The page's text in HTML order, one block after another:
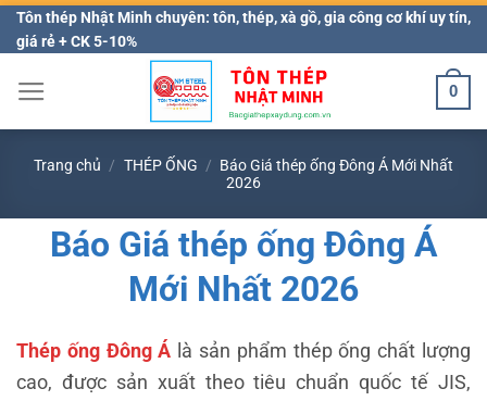
Bỏ
qua
nội
Tôn thép Nhật Minh chuyên: tôn, thép, xà gồ, gia công cơ khí uy tín,
giá rẻ + CK 5-10%
0
Trang chủ / THÉP ỐNG / Báo Giá thép ống Đông Á Mới Nhất
2026
Báo Giá thép ống Đông Á
Mới Nhất 2026
Thép ống Đông Á là sản phẩm thép ống chất lượng
cao, được sản xuất theo tiêu chuẩn quốc tế JIS,